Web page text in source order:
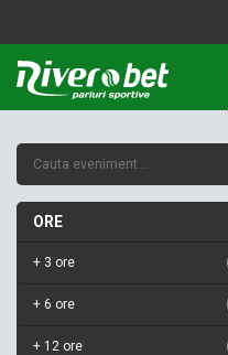
ORE
+ 3 ore
+ 6 ore
+ 12 ore